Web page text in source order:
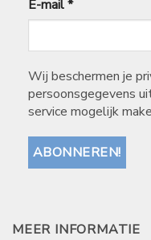
E-mail*
Wij beschermen je
persoonsgegevens
service mogelijk
MEER INFORMATIE